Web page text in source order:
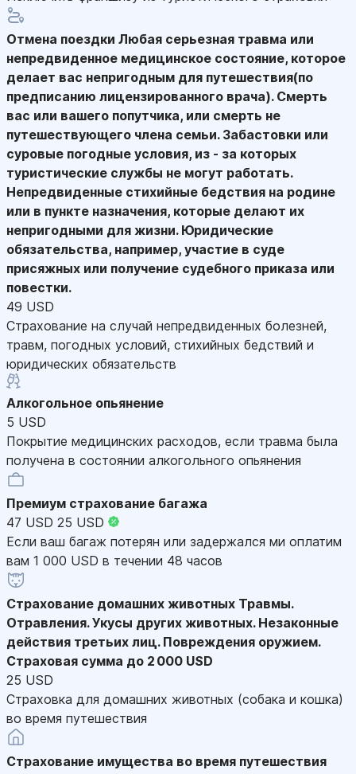
Отмена поездки Любая серьезная травма или
непредвиденное медицинское состояние, которое
делает вас непригодным для путешествия(по
предписанию лицензированного врача). Смерть
вас или вашего попутчика, или смерть не
путешествующего члена семьи. Забастовки или
суровые погодные условия, из - за которых
туристические службы не могут работать.
Непредвиденные стихийные бедствия на родине
или в пункте назначения, которые делают их
непригодными для жизни. Юридические
обязательства, например, участие в суде
присяжных или получение судебного приказа или
повестки.
49 USD
Страхование на случай непредвиденных болезней,
травм, погодных условий, стихийных бедствий и
юридических обязательств
Алкогольное опьянение
5 USD
Покрытие медицинских расходов, если травма была
получена в состоянии алкогольного опьянения
Премиум страхование багажа
47 USD 25 USD
Если ваш багаж потерян или задержался ми оплатим
вам 1 000 USD в течении 48 часов
Страхование домашних животных Травмы.
Отравления. Укусы других животных. Незаконные
действия третьих лиц. Повреждения оружием.
Страховая сумма до 2 000 USD
25 USD
Страховка для домашних животных (собака и кошка)
во время путешествия
Страхование имущества во время путешествия